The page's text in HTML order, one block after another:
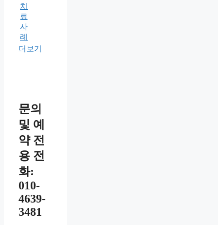
치
료
사
례
더보기
문의
및 예
약 전
용 전
화:
010-
4639-
3481